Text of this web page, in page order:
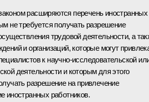
расширяются перечень иностранных
не требуется получать разрешение
трудовой деятельности, а
и организаций, которые могут
к научно-исследовательской
деятельности и которым для этого
разрешение на привлечение
иностранных работников.